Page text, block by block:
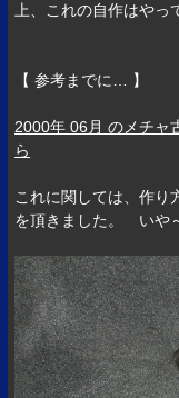
上、これの自作はやっ
【 参考までに… 】
2000年 06月 のメチャ
ら
これに関しては、作り
を頂きました。 いや